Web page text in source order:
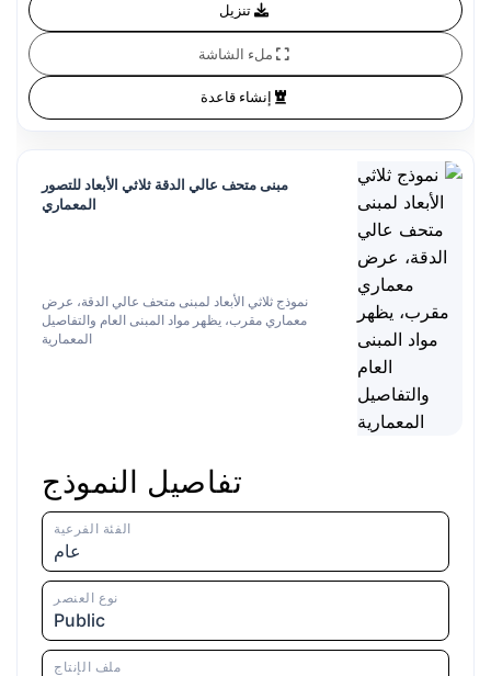
تنزيل
ملء الشاشة
إنشاء قاعدة
مبنى متحف عالي الدقة ثلاثي الأبعاد للتصور
المعماري
نموذج ثلاثي الأبعاد لمبنى متحف عالي الدقة، عرض
معماري مقرب، يظهر مواد المبنى العام والتفاصيل
المعمارية
تفاصيل النموذج
الفئة الفرعية
عام
نوع العنصر
Public
ملف الإنتاج